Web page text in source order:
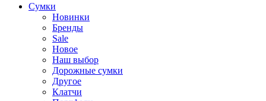
Cумки
Новинки
Бренды
Sale
Новое
Наш выбор
Дорожные сумки
Другое
Клатчи